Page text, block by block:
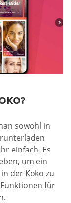
sowohl in
einfach. Es
um ein
der Koko zu
für